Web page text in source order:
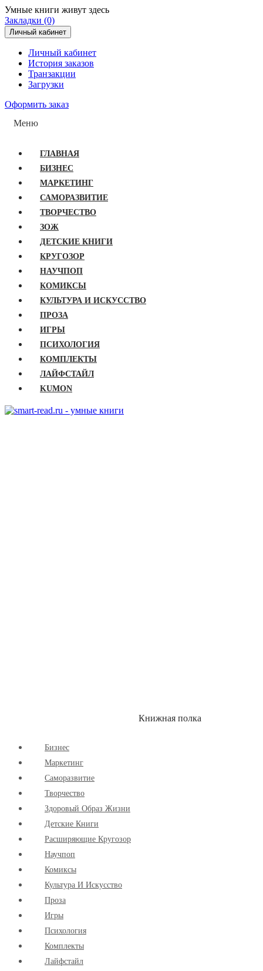
Умные книги живут здесь
Закладки (0)
Личный кабинет
Личный кабинет
История заказов
Транзакции
Загрузки
Оформить заказ
Меню
ГЛАВНАЯ
БИЗНЕС
МАРКЕТИНГ
САМОРАЗВИТИЕ
ТВОРЧЕСТВО
ЗОЖ
ДЕТСКИЕ КНИГИ
КРУГОЗОР
НАУЧПОП
КОМИКСЫ
КУЛЬТУРА И ИСКУССТВО
ПРОЗА
ИГРЫ
ПСИХОЛОГИЯ
КОМПЛЕКТЫ
ЛАЙФСТАЙЛ
KUMON
Книжная полка
Бизнес
Маркетинг
Cаморазвитие
Творчество
Здоровый Образ Жизни
Детские Книги
Расширяющие Кругозор
Научпоп
Комиксы
Культура И Искусство
Проза
Игры
Психология
Комплекты
Лайфстайл